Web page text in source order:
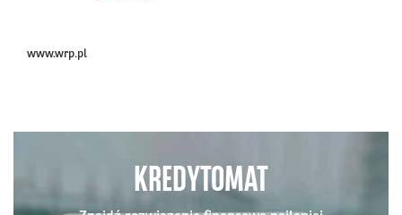
www.wrp.pl
KREDYTOMAT